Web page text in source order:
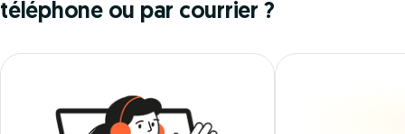
téléphone ou par courrier ?